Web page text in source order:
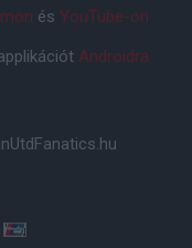
és YouTube-on
Androidra